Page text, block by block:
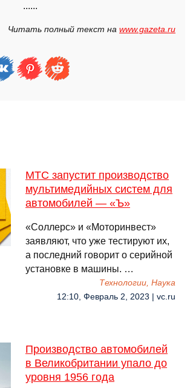
......
Читать полный текст на www.gazeta.ru
МТС запустит производство
мультимедийных систем для
автомобилей — «Ъ»
«Соллерс» и «Моторинвест»
заявляют, что уже тестируют их,
а последний говорит о серийной
установке в машины. …
Технологии, Наука
12:10, Февраль 2, 2023 | vc.ru
Производство автомобилей
в Великобритании упало до
уровня 1956 года